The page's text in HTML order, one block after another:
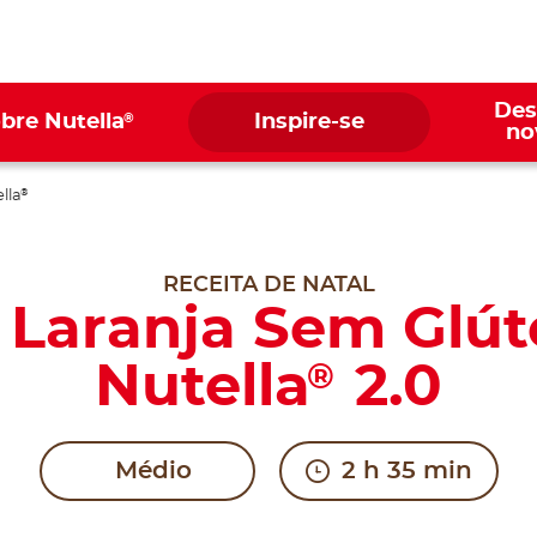
Nutella® Inspire-se
®
RECEITA DE NATAL
Sem
Nutella® 2.0
Médio 2 h 35 min